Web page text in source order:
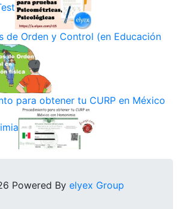
de Orden y Control (en Educación
para obtener tu CURP en México
Powered By elyex Group